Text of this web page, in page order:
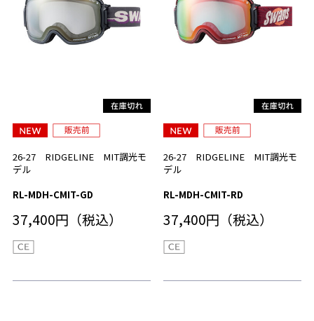
26-27 RIDGELINE MIT調光モ
デル
RL-MDH-CMIT-GD
37,400円（税込）
26-27 RIDGELINE MIT調光モ
デル
RL-MDH-CMIT-RD
37,400円（税込）